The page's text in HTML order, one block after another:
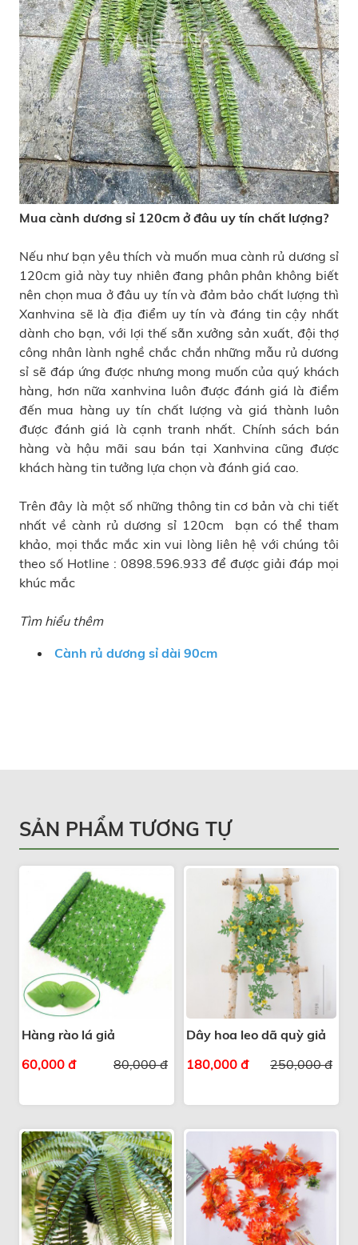
Mua cành dương sỉ 120cm ở đâu uy tín chất lượng?
Nếu như bạn yêu thích và muốn mua cành rủ dương sỉ
120cm giả này tuy nhiên đang phân phân không biết
nên chọn mua ở đâu uy tín và đảm bảo chất lượng thì
Xanhvina sẽ là địa điểm uy tín và đáng tin cậy nhất
dành cho bạn, với lợi thế sẵn xưởng sản xuất, đội thợ
công nhân lành nghề chắc chắn những mẫu rủ dương
sỉ sẽ đáp ứng được nhưng mong muốn của quý khách
hàng, hơn nữa xanhvina luôn được đánh giá là điểm
đến mua hàng uy tín chất lượng và giá thành luôn
được đánh giá là cạnh tranh nhất. Chính sách bán
hàng và hậu mãi sau bán tại Xanhvina cũng được
khách hàng tin tưởng lựa chọn và đánh giá cao.
Trên đây là một số những thông tin cơ bản và chi tiết
nhất về cành rủ dương sỉ 120cm bạn có thể tham
khảo, mọi thắc mắc xin vui lòng liên hệ với chúng tôi
theo số Hotline : 0898.596.933 để được giải đáp mọi
khúc mắc
Tìm hiểu thêm
Cành rủ dương sỉ dài 90cm
SẢN PHẨM TƯƠNG TỰ
Hàng rào lá giả
80,000 đ
60,000 đ
Dây hoa leo dã quỳ giả
250,000 đ
180,000 đ